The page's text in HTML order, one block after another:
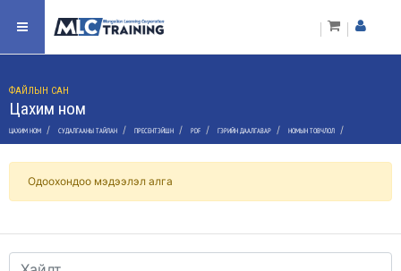
ФАЙЛЫН САН
Цахим ном
ЦАХИМ НОМ / СУДАЛГААНЫ ТАЙЛАН / ПРЕСЕНТЭЙШН / PDF / ГЭРИЙН ДААЛГАВАР / НОМЫН ТОВЧЛОЛ /
Одоохондоо мэдээлэл алга